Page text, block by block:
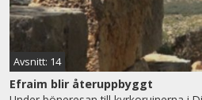
Avsnitt: 14
Efraim blir återuppbyggt